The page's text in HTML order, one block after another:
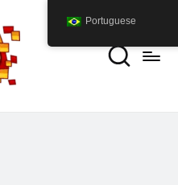
Portuguese